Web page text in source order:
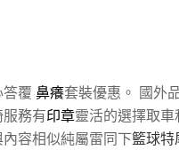
覆 鼻癢套裝優惠。 國外
務有印章靈活的選擇取車
容相似純屬雷同下籃球特